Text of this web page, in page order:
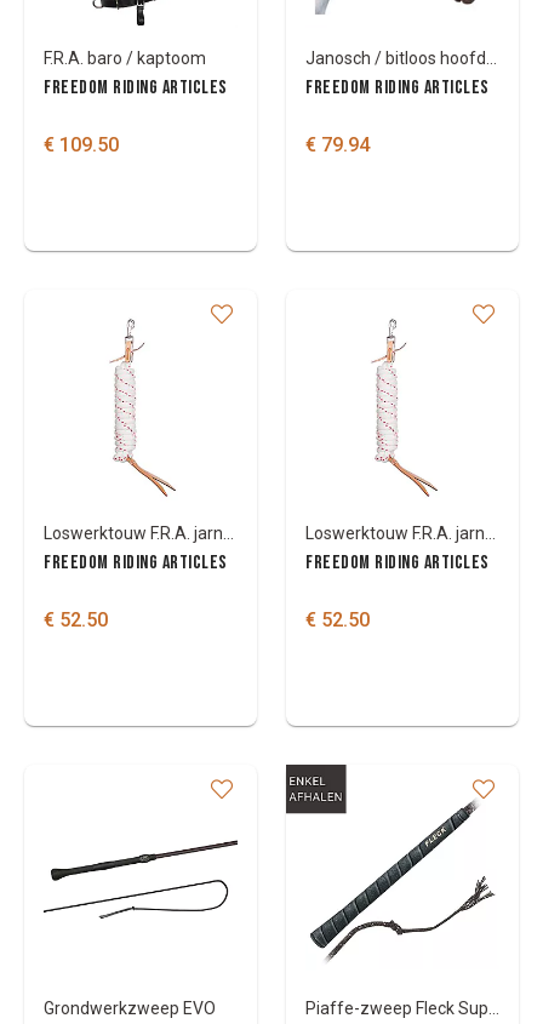
F.R.A. baro / kaptoom
FREEDOM RIDING ARTICLES
€ 109.50
FREEDOM RIDING ARTICLES
€ 79.94
FREEDOM RIDING ARTICLES
€ 52.50
FREEDOM RIDING ARTICLES
€ 52.50
Grondwerkzweep EVO